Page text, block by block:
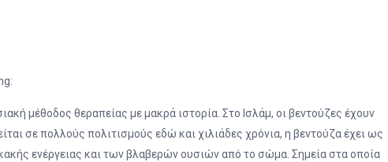
μέθοδος θεραπείας με μακρά ιστορία. Στο Ισλάμ, οι βεντούζες έχουν
σε πολλούς πολιτισμούς εδώ και χιλιάδες χρόνια, η βεντούζα έχει ως
ενέργειας και των βλαβερών ουσιών από το σώμα. Σημεία στα οποία